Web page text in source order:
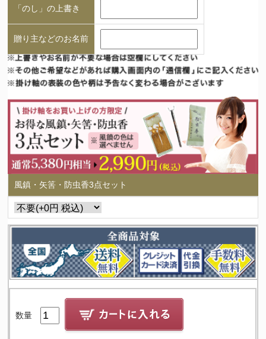
「のし」の上書き
贈り主などのお名前
風鎮・矢筈・防虫香3点セット
数量